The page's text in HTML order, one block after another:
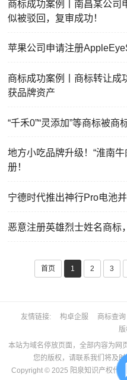
商标成功案例丨南昌某公司
似被驳回，复审成功！
苹果公司申请注册
商标成功案例丨商标转让成
获品牌资产
“千禾0”“灵添加”等商标被商
地方小吃品牌升级！“淮南牛
册！
宁德时代推出神行Pro电池
恶意注册英雄烈士姓名商标
首页 1 2 3
友情链接 构卓企服 商标查询
本站为域名停放页面，全部内容为网
您的版权，请联系我们将及
Copyright © 2025 阳泉知识产权代